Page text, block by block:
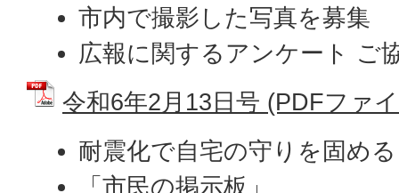
市内で撮影した写真を募集
広報に関するアンケート ご
令和6年2月13日号 (PDFファ
耐震化で自宅の守りを固め
「市民の掲示板」